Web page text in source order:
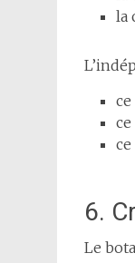
la
ce
ce
6.
Le